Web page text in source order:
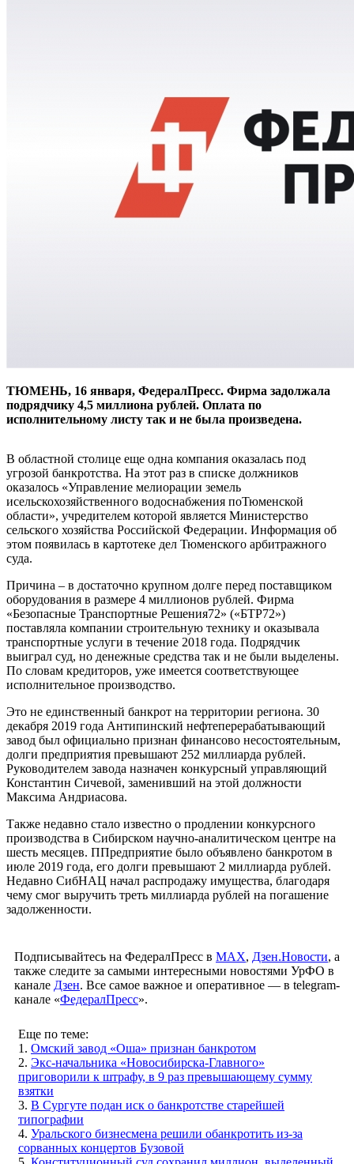
ТЮМЕНЬ, 16 января, ФедералПресс. Фирма задолжала
подрядчику 4,5 миллиона рублей. Оплата по
исполнительному листу так и не была произведена.
В областной столице еще одна компания оказалась под
угрозой банкротства. На этот раз в списке должников
оказалось «Управление мелиорации земель
исельскохозяйственного водоснабжения поТюменской
области», учредителем которой является Министерство
сельского хозяйства Российской Федерации. Информация об
этом появилась в картотеке дел Тюменского арбитражного
суда.
Причина – в достаточно крупном долге перед поставщиком
оборудования в размере 4 миллионов рублей. Фирма
«Безопасные Транспортные Решения72» («БТР72»)
поставляла компании строительную технику и оказывала
транспортные услуги в течение 2018 года. Подрядчик
выиграл суд, но денежные средства так и не были выделены.
По словам кредиторов, уже имеется соответствующее
исполнительное производство.
Это не единственный банкрот на территории региона. 30
декабря 2019 года Антипинский нефтеперерабатывающий
завод был официально признан финансово несостоятельным,
долги предприятия превышают 252 миллиарда рублей.
Руководителем завода назначен конкурсный управляющий
Константин Сичевой, заменивший на этой должности
Максима Андриасова.
Также недавно стало известно о продлении конкурсного
производства в Сибирском научно-аналитическом центре на
шесть месяцев. ППредприятие было объявлено банкротом в
июле 2019 года, его долги превышают 2 миллиарда рублей.
Недавно СибНАЦ начал распродажу имущества, благодаря
чему смог выручить треть миллиарда рублей на погашение
задолженности.
Подписывайтесь на ФедералПресс в МАХ, Дзен.Новости, а
также следите за самыми интересными новостями УрФО в
канале Дзен. Все самое важное и оперативное — в telegram-
канале «ФедералПресс».
Еще по теме:
1. Омский завод «Оша» признан банкротом
2. Экс-начальника «Новосибирска-Главного»
приговорили к штрафу, в 9 раз превышающему сумму
взятки
3. В Сургуте подан иск о банкротстве старейшей
типографии
4. Уральского бизнесмена решили обанкротить из-за
сорванных концертов Бузовой